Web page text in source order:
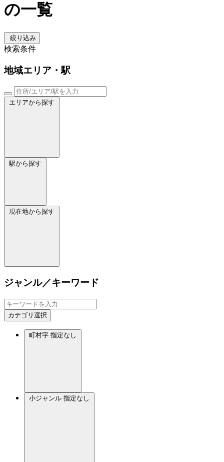
の一覧
絞り込み
検索条件
地域エリア・駅
エリアから探す
駅から探す
現在地から探す
ジャンル／キーワード
カテゴリ選択
町村字 指定なし
小ジャンル 指定なし